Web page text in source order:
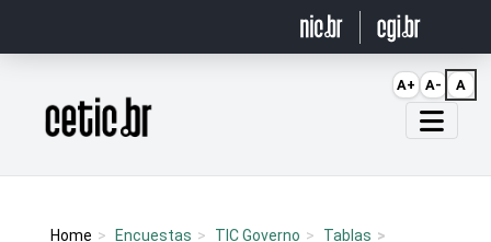
Página inicial
Home Encuestas TIC Governo Tablas
A+ A- A